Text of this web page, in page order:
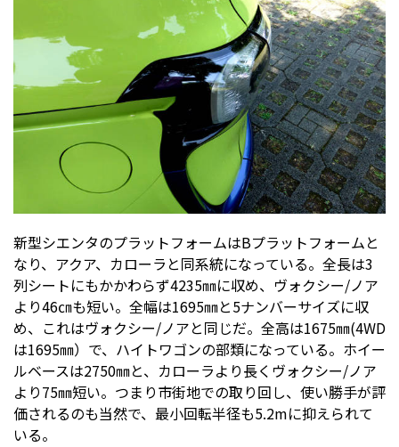
新型シエンタのプラットフォームはBプラットフォームと
なり、アクア、カローラと同系統になっている。全長は3
列シートにもかかわらず4235㎜に収め、ヴォクシー/ノア
より46㎝も短い。全幅は1695㎜と5ナンバーサイズに収
め、これはヴォクシー/ノアと同じだ。全高は1675㎜(4WD
は1695㎜）で、ハイトワゴンの部類になっている。ホイー
ルベースは2750㎜と、カローラより長くヴォクシー/ノア
より75㎜短い。つまり市街地での取り回し、使い勝手が評
価されるのも当然で、最小回転半径も5.2mに抑えられて
いる。